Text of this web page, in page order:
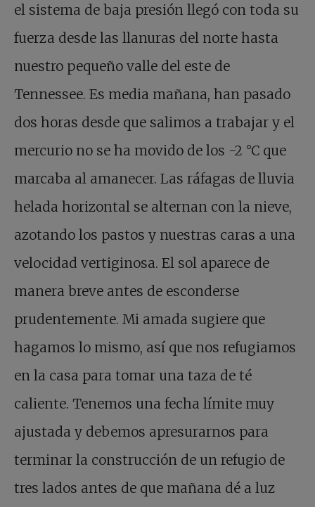
el sistema de baja presión llegó con toda su
fuerza desde las llanuras del norte hasta
nuestro pequeño valle del este de
Tennessee. Es media mañana, han pasado
dos horas desde que salimos a trabajar y el
mercurio no se ha movido de los -2 °C que
marcaba al amanecer. Las ráfagas de lluvia
helada horizontal se alternan con la nieve,
azotando los pastos y nuestras caras a una
velocidad vertiginosa. El sol aparece de
manera breve antes de esconderse
prudentemente. Mi amada sugiere que
hagamos lo mismo, así que nos refugiamos
en la casa para tomar una taza de té
caliente. Tenemos una fecha límite muy
ajustada y debemos apresurarnos para
terminar la construcción de un refugio de
tres lados antes de que mañana dé a luz